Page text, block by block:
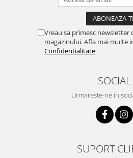
Consumabile slefuitoare electrice
Slefuitoare electrice cu aspirator
Slefuitoare electrice cu banda
Slefuitoare excentrice
Consumabile fierastraie electrice
Fierastraie electrice circulare de
Vreau sa primesc newsletter
magazinului. Afla mai multe
Confidentialitate
SOCIAL
Urmareste-ne in
SUPORT